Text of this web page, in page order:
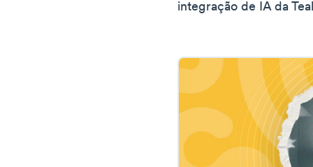
integração de IA da